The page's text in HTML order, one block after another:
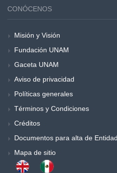
CONÓCENOS
Misión y Visión
Fundación UNAM
Gaceta UNAM
Aviso de privacidad
Políticas generales
Términos y Condiciones
Créditos
Documentos para alta de
Mapa de sitio